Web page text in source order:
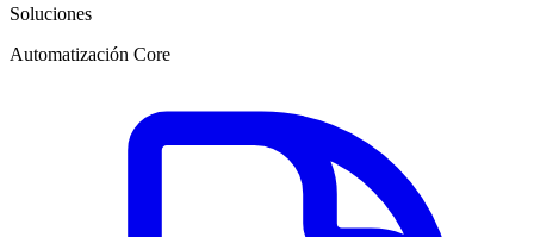
Soluciones
Automatización Core